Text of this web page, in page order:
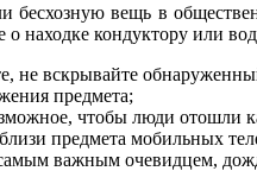
вещь в
о находке кондуктору или
не вскрывайте
предмета;
чтобы люди отошли
предмета мобильных
важным очевидцем,